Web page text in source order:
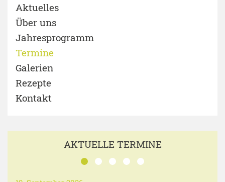
Aktuelles
Über uns
Jahresprogramm
Termine
Galerien
Rezepte
Kontakt
AKTUELLE TERMINE